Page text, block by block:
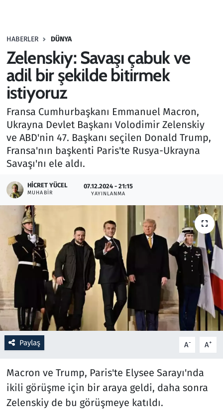
HABERLER DÜNYA
Zelenskiy: Savaşı çabuk ve
adil bir şekilde bitirmek
istiyoruz
Fransa Cumhurbaşkanı Emmanuel Macron,
Ukrayna Devlet Başkanı Volodimir Zelenskiy
ve ABD'nin 47. Başkanı seçilen Donald Trump,
Fransa'nın başkenti Paris'te Rusya-Ukrayna
Savaşı'nı ele aldı.
HICRET YÜCEL
MUHABIR
07.12.2024 - 21:15
YAYINLANMA
Paylaş A- A+
Macron ve Trump, Paris'te Elysee Sarayı'nda
ikili görüşme için bir araya geldi, daha sonra
Zelenskiy de bu görüşmeye katıldı.
Haber
Kültür Sanat
Kurumsal Haberler
Lezzet Durağı
Memur ve Kamu
Otomobil
Oyun
Ramazan
Resmi İlanlar
Rüya Tabirleri
Sağlık
Savunma Sanayi
Seçim 2023
Spor
Teknoloji ve Bilim